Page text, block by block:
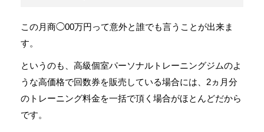
この月商◯00万円って意外と誰でも言うことが出来ま
す。
というのも、高級個室パーソナルトレーニングジムのよ
うな高価格で回数券を販売している場合には、2ヵ月分
のトレーニング料金を一括で頂く場合がほとんどだから
です。